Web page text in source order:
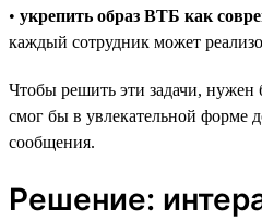
• укрепить образ ВТБ как
каждый сотрудник может
Чтобы решить эти задачи,
смог бы в увлекательной форме
сообщения.
Решение: